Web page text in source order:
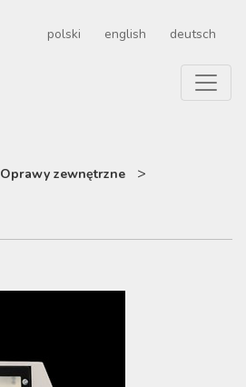
polski english deutsch
Oprawy zewnętrzne >